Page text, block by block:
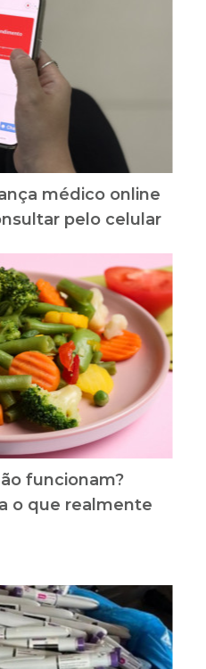
médico online
pelo celular
funcionam?
o que realmente